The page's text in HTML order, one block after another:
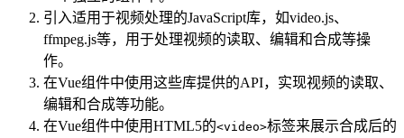
引入适用于视频处理的JavaScript库，如video.js、
ffmpeg.js等，用于处理视频的读取、编辑和合成等操
作。
在Vue组件中使用这些库提供的API，实现视频的读取、
编辑和合成等功能。
在Vue组件中使用HTML5的<video>标签来展示合成后的